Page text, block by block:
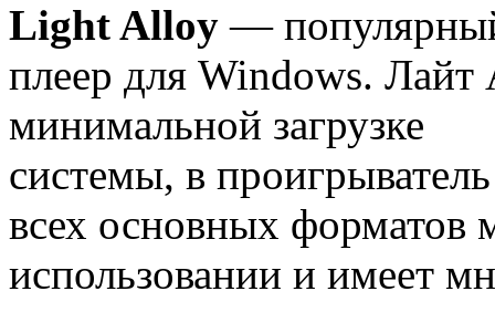
Light Alloy —
плеер для Windows. Лайт
минимальной загрузке
системы, в
всех основных форматов
использовании и имеет